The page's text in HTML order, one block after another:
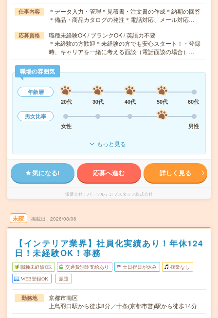
仕事内容
＊データ入力・管理＊見積書・注文書の作成＊納期の回答
＊備品・商品カタログの発注＊電話対応、メール対応…
応募資格
職種未経験OK / ブランクOK / 英語力不要
＊未経験の方歓迎＊未経験の方でも安心スタート！・登録
時、キャリアを一緒に考える面談（電話面談の場合）…
職場の雰囲気
年齢層
20代
30代 40代 50代
60代
男女比率
女性
男性
もっと見る
気になる! 応募へ進む 詳しく見る
派遣会社 パーソルテンプスタッフ株式会社
未読 掲載日 2026/08/06
【インテリア業界】社員化実績あり！年休124
日！未経験OK！事務
職種未経験OK 交通費別途支給あり 土日祝日が休み 残業なし
WEB登録OK 派遣
勤務地
京都市南区
上鳥羽口駅から徒歩8分／十条(京都市営)駅から徒歩14分